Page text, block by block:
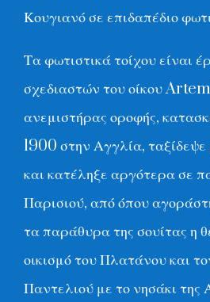
Κουγιανό σε επιδαπέδιο
Τα φωτιστικά τοίχου είναι
σχεδιαστών του οίκου
ανεμιστήρας οροφής,
1900 στην Αγγλία, ταξίδεψε
και κατέληξε αργότερα σε
Παρισιού, από όπου
τα παράθυρα της σουίτας η
οικισμό του Πλατάνου και
Παντελιού με το νησάκι της